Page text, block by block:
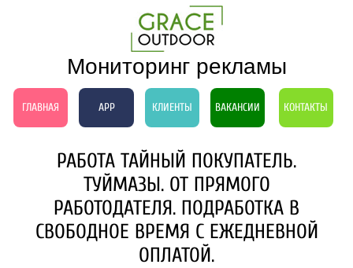
Мониторинг рекламы
ГЛАВНАЯ APP КЛИЕНТЫ ВАКАНСИИ КОНТАКТЫ
РАБОТА ТАЙНЫЙ ПОКУПАТЕЛЬ.
ТУЙМАЗЫ. ОТ ПРЯМОГО
РАБОТОДАТЕЛЯ. ПОДРАБОТКА В
СВОБОДНОЕ ВРЕМЯ С ЕЖЕДНЕВНОЙ
ОПЛАТОЙ.